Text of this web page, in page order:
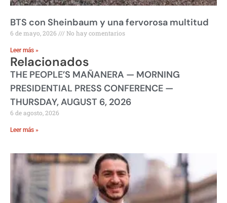
BTS con Sheinbaum y una fervorosa multitud
6 de mayo, 2026 No hay comentarios
Leer más »
Relacionados
THE PEOPLE’S MAÑANERA — MORNING
PRESIDENTIAL PRESS CONFERENCE —
THURSDAY, AUGUST 6, 2026
6 de agosto, 2026
Leer más »